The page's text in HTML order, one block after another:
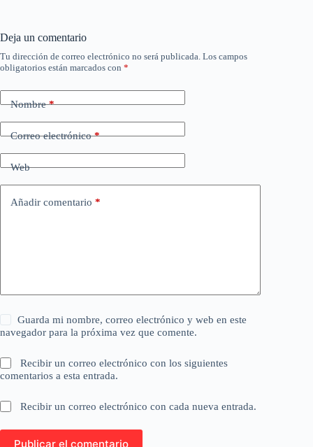
Deja un comentario
Tu dirección de correo electrónico no será publicada. Los campos
obligatorios están marcados con *
Nombre*
Correo electrónico*
Web
Añadir comentario *
Guarda mi nombre, correo electrónico y web en este
navegador para la próxima vez que comente.
Recibir un correo electrónico con los siguientes
comentarios a esta entrada.
Recibir un correo electrónico con cada nueva entrada.
Publicar el comentario